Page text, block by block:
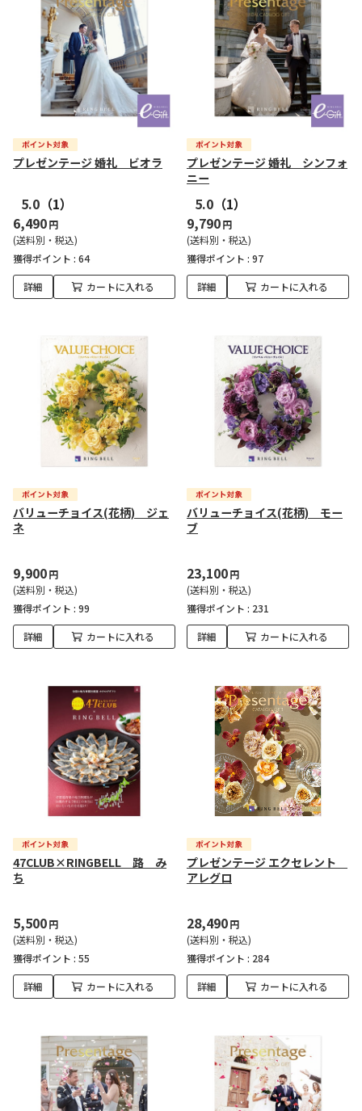
プレゼンテージ 婚礼 ビオラ
5.0 （1）
6,490円
(送料別・税込)
獲得ポイント : 64
詳細 カートに入れる
プレゼンテージ 婚礼 シンフォ
ニー
5.0 （1）
9,790円
(送料別・税込)
獲得ポイント : 97
詳細 カートに入れる
バリューチョイス(花柄) ジェ
ネ
9,900円
(送料別・税込)
獲得ポイント : 99
詳細 カートに入れる
バリューチョイス(花柄) モー
ブ
23,100円
(送料別・税込)
獲得ポイント : 231
詳細 カートに入れる
47CLUB×RINGBELL 路 み
ち
5,500円
(送料別・税込)
獲得ポイント : 55
詳細 カートに入れる
プレゼンテージ エクセレント
アレグロ
28,490円
(送料別・税込)
獲得ポイント : 284
詳細 カートに入れる